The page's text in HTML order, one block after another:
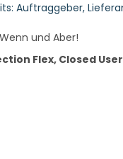
Auftraggeber,
und Aber!
Flex, Closed